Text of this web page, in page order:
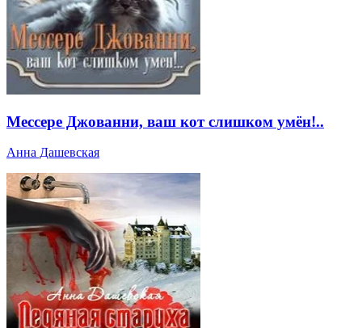
Мессере Джованни, ваш кот слишком умён!..
Анна Дашевская